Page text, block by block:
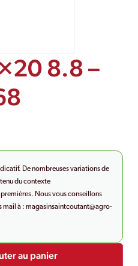
8.8 –
De nombreuses variations de
du contexte
Nous vous conseillons
mail à : magasinsaintcoutant@agro-
au panier